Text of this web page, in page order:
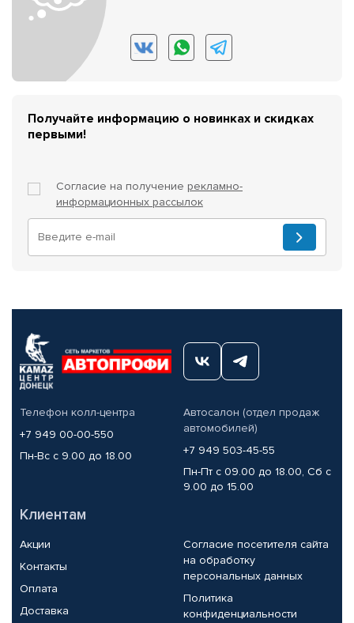
Получайте информацию о новинках и скидках
первыми!
Согласие на получение рекламно-
информационных рассылок
Телефон колл-центра
+7 949 00-00-550
Пн-Вс с 9.00 до 18.00
Автосалон (отдел продаж
автомобилей)
+7 949 503-45-55
Пн-Пт с 09.00 до 18.00, Сб с
9.00 до 15.00
Клиентам
Акции
Контакты
Оплата
Доставка
Согласие посетителя сайта
на обработку
персональных данных
Политика
конфиденциальности